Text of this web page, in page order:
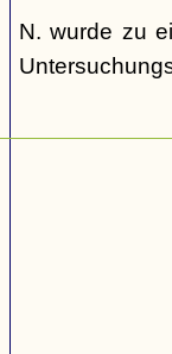
N. wurde zu